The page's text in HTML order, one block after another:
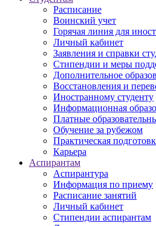
Расписание
Воинский учет
Горячая линия для
Личный кабинет
Заявления и справки
Стипендии и меры
Дополнительное
Восстановления и
Иностранному студенту
Информационная
Платные
Обучение за рубежом
Практическая
Карьера
Аспирантам
Аспирантура
Информация по приему
Расписание занятий
Личный кабинет
Стипендии аспирантам